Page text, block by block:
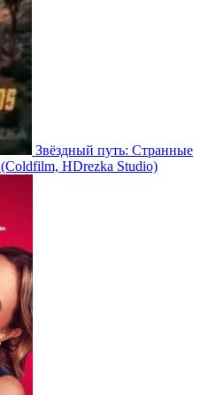
Звёздный путь: Странные
(Coldfilm, HDrezka Studio)